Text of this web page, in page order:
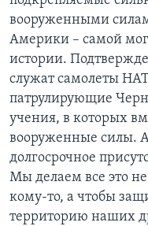
вооруженными
Америки – самой
истории.
служат самолеты
патрулирующие
учения, в которых
вооруженные силы.
долгосрочное
Мы делаем все это
кому-то, а чтобы
территорию наших